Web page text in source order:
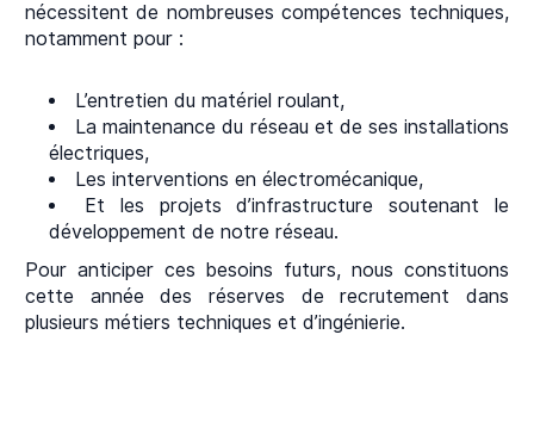
nécessitent de nombreuses compétences techniques,
notamment pour :
L’entretien du matériel roulant,
La maintenance du réseau et de ses installations
électriques,
Les interventions en électromécanique,
Et les projets d’infrastructure soutenant le
développement de notre réseau.
Pour anticiper ces besoins futurs, nous constituons
cette année des réserves de recrutement dans
plusieurs métiers techniques et d’ingénierie.